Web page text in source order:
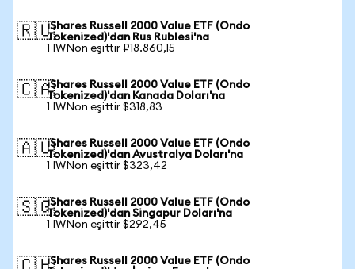
🇷🇺iShares Russell 2000 Value ETF (Ondo
Tokenized)'dan Rus Rublesi'na
1 IWNon eşittir ₽18.860,15
🇨🇦iShares Russell 2000 Value ETF (Ondo
Tokenized)'dan Kanada Doları'na
1 IWNon eşittir $318,83
🇦🇺iShares Russell 2000 Value ETF (Ondo
Tokenized)'dan Avustralya Doları'na
1 IWNon eşittir $323,42
🇸🇬iShares Russell 2000 Value ETF (Ondo
Tokenized)'dan Singapur Doları'na
1 IWNon eşittir $292,45
iShares Russell 2000 Value ETF (Ondo